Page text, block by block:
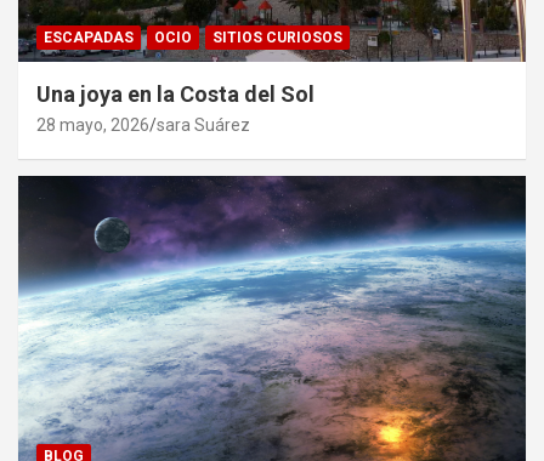
ESCAPADAS OCIO SITIOS CURIOSOS
Una joya en la Costa del Sol
28 mayo, 2026 sara Suárez
BLOG